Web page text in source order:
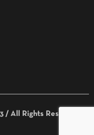
/ All Rights Reserved